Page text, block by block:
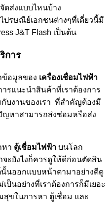
ดส่งแบบไหนบ้าง
รษณีย์เอกชนต่างๆที่เดี๋ยวนี้มี
J&T Flash เป็นต้น
การ
ข้อมูลของ เครื่องเชื่อมไฟฟ้า
รแนะนำสินค้าที่เราต้องการ
กับงานของเรา ที่สำคัญต้องมี
ญหาสามารถส่งซ่อมหรือส่ง
หา ตู้เชื่อมไฟฟ้า บนโลก
ะยังไงก็ควรดูให้ดีก่อนตัดสิน
นั้นออกแบบหน้าตามาอย่างดีดู
นอย่างที่เราต้องการก็มีเยอะ
ขในการหา ตู้เชื่อม และ